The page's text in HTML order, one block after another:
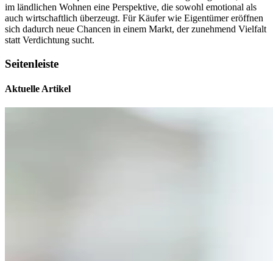
im ländlichen Wohnen eine Perspektive, die sowohl emotional als
auch wirtschaftlich überzeugt. Für Käufer wie Eigentümer eröffnen
sich dadurch neue Chancen in einem Markt, der zunehmend Vielfalt
statt Verdichtung sucht.
Seitenleiste
Aktuelle Artikel